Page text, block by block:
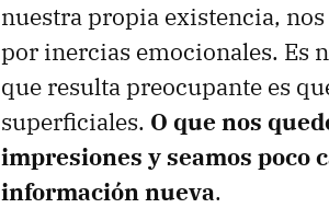
nuestra propia existencia,
por inercias emocionales. Es
que resulta preocupante es
superficiales. O que nos
impresiones y seamos poco
información nueva.